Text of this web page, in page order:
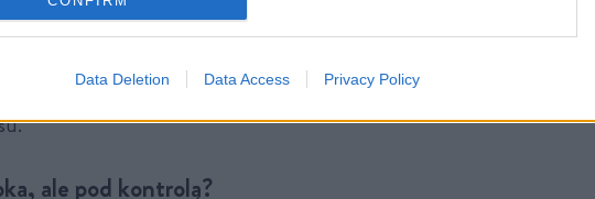
Data Deletion Data Access Privacy Policy
schłodzenia inflacji a utrzymaniem wzrostu. Rezerwa Federalna (Fed), po
polityka handlowa Trumpa wprowadziła do tej układanki
ale pod kontrolą?